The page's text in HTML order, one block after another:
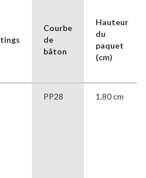
Courbe
de
bâton
Hauteur
du
paquet
(cm)
PP28 1,80 cm